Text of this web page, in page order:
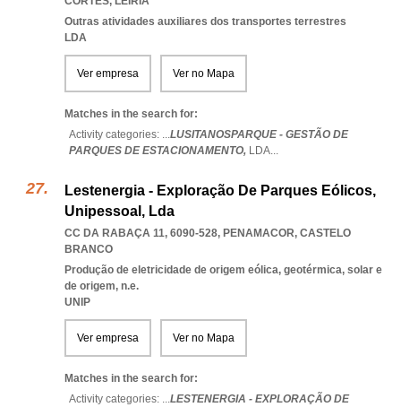
Outras atividades auxiliares dos transportes terrestres
LDA
Ver empresa Ver no Mapa
Matches in the search for:
Activity categories: ...LUSITANOSPARQUE - GESTÃO DE
PARQUES DE ESTACIONAMENTO, LDA...
Lestenergia - Exploração De Parques Eólicos,
Unipessoal, Lda
CC DA RABAÇA 11, 6090-528, PENAMACOR, CASTELO
BRANCO
Produção de eletricidade de origem eólica, geotérmica, solar e
de origem, n.e.
UNIP
Ver empresa Ver no Mapa
Matches in the search for:
Activity categories: ...LESTENERGIA - EXPLORAÇÃO DE